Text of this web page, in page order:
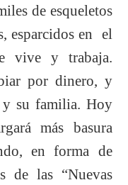
de esqueletos
esparcidos en el
vive y trabaja.
por dinero, y
y su familia. Hoy
más basura
en forma de
de las “Nuevas